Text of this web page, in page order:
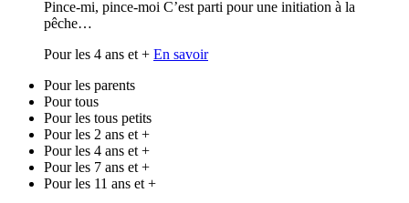
Pince-mi, pince-moi C’est parti pour une initiation à la
pêche…
Pour les 4 ans et + En savoir
Pour les parents
Pour tous
Pour les tous petits
Pour les 2 ans et +
Pour les 4 ans et +
Pour les 7 ans et +
Pour les 11 ans et +